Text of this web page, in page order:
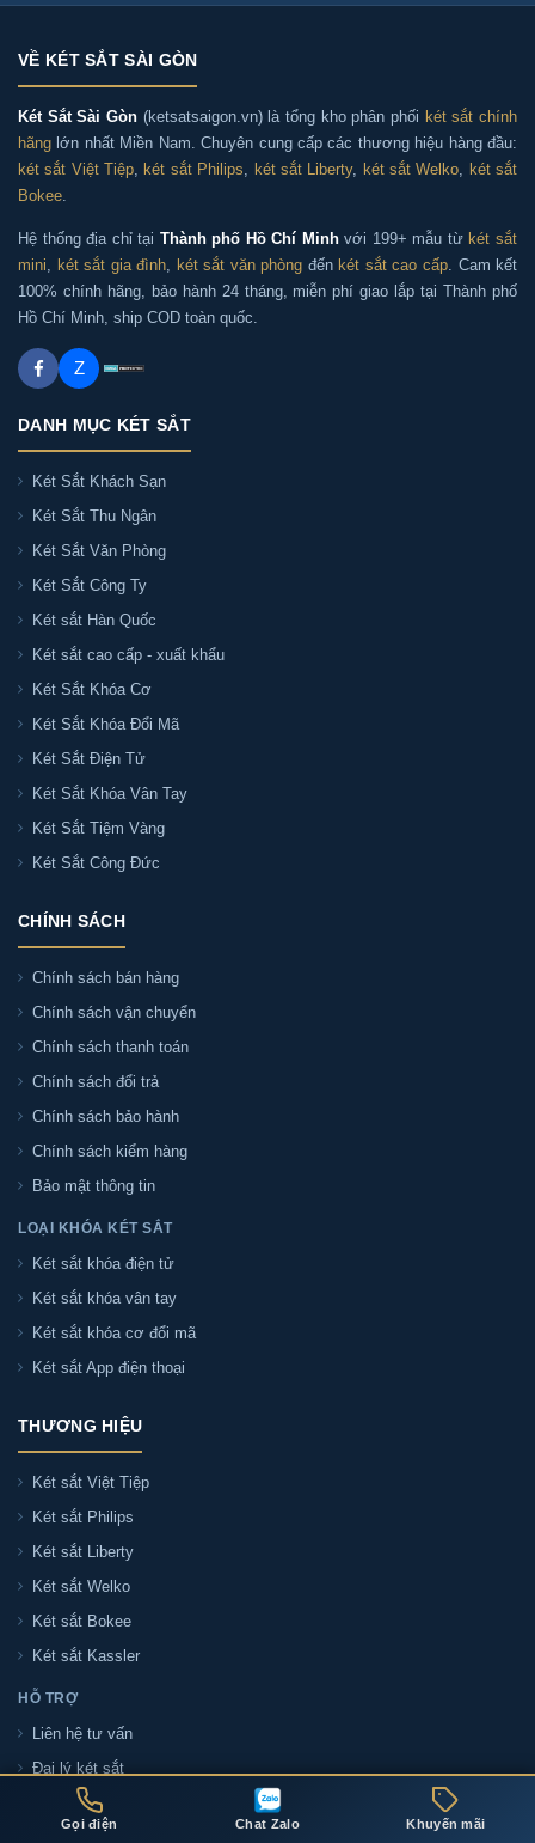
Gọi điện Chat Zalo Khuyến mãi
VỀ KÉT SẮT SÀI GÒN
Két Sắt Sài Gòn (ketsatsaigon.vn) là tổng kho phân phối két sắt chính
hãng lớn nhất Miền Nam. Chuyên cung cấp các thương hiệu hàng đầu:
két sắt Việt Tiệp, két sắt Philips, két sắt Liberty, két sắt Welko, két sắt
Bokee.
Hệ thống địa chỉ tại Thành phố Hồ Chí Minhvới 199+ mẫu từ két sắt
mini, két sắt gia đình, két sắt văn phòng đến két sắt cao cấp. Cam kết
100% chính hãng, bảo hành 24 tháng, miễn phí giao lắp tại Thành phố
Hồ Chí Minh, ship COD toàn quốc.
Z
DANH MỤC KÉT SẮT
Két Sắt Khách Sạn
Két Sắt Thu Ngân
Két Sắt Văn Phòng
Két Sắt Công Ty
Két sắt Hàn Quốc
Két sắt cao cấp - xuất khẩu
Két Sắt Khóa Cơ
Két Sắt Khóa Đổi Mã
Két Sắt Điện Tử
Két Sắt Khóa Vân Tay
Két Sắt Tiệm Vàng
Két Sắt Công Đức
CHÍNH SÁCH
Chính sách bán hàng
Chính sách vận chuyển
Chính sách thanh toán
Chính sách đổi trả
Chính sách bảo hành
Chính sách kiểm hàng
Bảo mật thông tin
LOẠI KHÓA KÉT SẮT
Két sắt khóa điện tử
Két sắt khóa vân tay
Két sắt khóa cơ đổi mã
Két sắt App điện thoại
THƯƠNG HIỆU
Két sắt Việt Tiệp
Két sắt Philips
Két sắt Liberty
Két sắt Welko
Két sắt Bokee
Két sắt Kassler
HỖ TRỢ
Liên hệ tư vấn
Đại lý két sắt
Tin tức két sắt